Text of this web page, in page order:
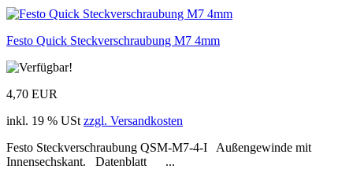
Festo Quick Steckverschraubung M7 4mm
4,70 EUR
inkl. 19 % USt zzgl. Versandkosten
Festo Steckverschraubung QSM-M7-4-I Außengewinde mit
Innensechskant. Datenblatt ...